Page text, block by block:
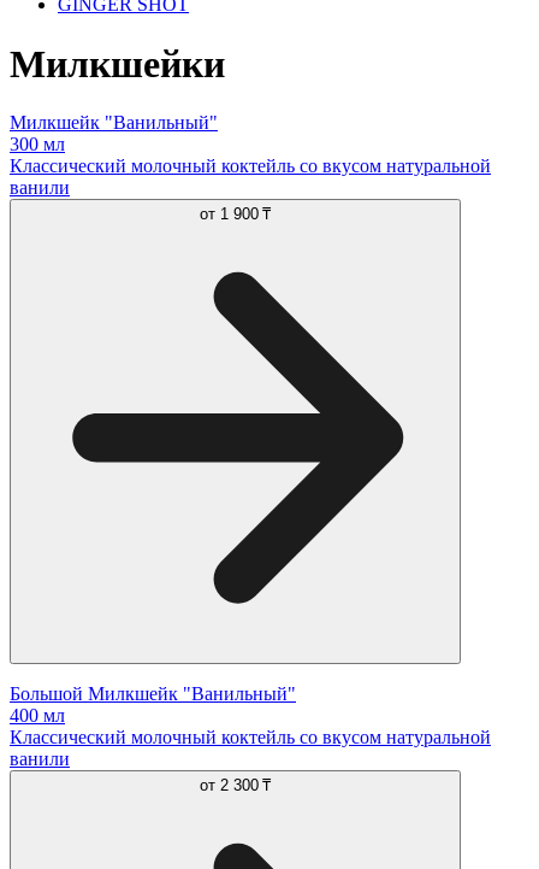
GINGER SHOT
Милкшейки
Милкшейк "Ванильный"
300 мл
Классический молочный коктейль со вкусом натуральной
ванили
от 1 900 ₸
Большой Милкшейк "Ванильный"
400 мл
Классический молочный коктейль со вкусом натуральной
ванили
от 2 300 ₸